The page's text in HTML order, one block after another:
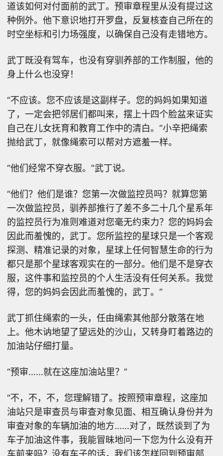
道该如何对付面前的武丁。预审章程里从没有提过这
种例外。他下意识地打开罗盘，反复核查自己所在的
时空坐标和引力场强度，以确保自己没有走错地方。
武丁既没有驾车，也没有穿驯养部的工作制服，他的
身上什么也没穿！
“不应该。您不应该是这副样子。您的妈妈如果知道
了，一定会把邻居们都叫来，摆上十四个脸盆来证实
自己在儿女抚育和教育工作中的清白。”小辛把绳索
抛给武丁，就像绳索可以帮对方遮羞一样。
“他们经常不穿衣服。”武丁说。
“他们？他们是谁？您第一次做监控员吗？就算您第
一次做监控员，驯养部推行了差不多二十几个星系年
的监控员行为准则难道对您毫无约束力？您的妈妈会
因此而羞愧的，武丁。您所监控的星球只是一个客观
探测、精准记录的对象，星球上任何智慧生命的行为
都只是那个星球客观实在的一部分。他们是不是穿衣
服，这件事和监控员的个人生活没有任何关系。我觉
得，您的妈妈会因此而羞愧的，武丁。”
武丁抓住绳索的一头，任由绳索其他部分散落在地
上。他木讷地望了望远处的沙山，又转身盯着路边的
加油站仔细打量。
“预审……就在这座加油站里？”
“不，不，不，您理解错了。按照预审章程，这座加
油站只是审查员与审查对象见面、相互确认身份并为
审查对象的车辆加油的地方……对了，既然谈到了为
车子加油这件事，我能冒昧地问一下您为什么没有开
车前来吗？没有车子的话，我们该怎样回到预审部